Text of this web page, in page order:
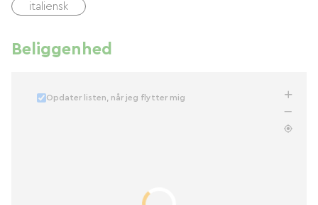
italiensk
Beliggenhed
Opdater listen, når jeg flytter mig